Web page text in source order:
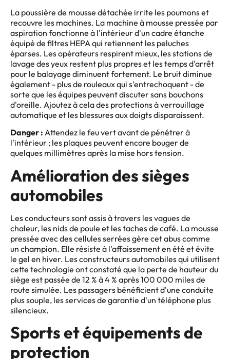
La poussière de mousse détachée irrite les poumons et
recouvre les machines. La machine à mousse pressée par
aspiration fonctionne à l'intérieur d'un cadre étanche
équipé de filtres HEPA qui retiennent les peluches
éparses. Les opérateurs respirent mieux, les stations de
lavage des yeux restent plus propres et les temps d'arrêt
pour le balayage diminuent fortement. Le bruit diminue
également - plus de rouleaux qui s'entrechoquent - de
sorte que les équipes peuvent discuter sans bouchons
d'oreille. Ajoutez à cela des protections à verrouillage
automatique et les blessures aux doigts disparaissent.
Danger : Attendez le feu vert avant de pénétrer à
l'intérieur ; les plaques peuvent encore bouger de
quelques millimètres après la mise hors tension.
Amélioration des sièges
automobiles
Les conducteurs sont assis à travers les vagues de
chaleur, les nids de poule et les taches de café. La mousse
pressée avec des cellules serrées gère cet abus comme
un champion. Elle résiste à l'affaissement en été et évite
le gel en hiver. Les constructeurs automobiles qui utilisent
cette technologie ont constaté que la perte de hauteur du
siège est passée de 12 % à 4 % après 100 000 miles de
route simulée. Les passagers bénéficient d'une conduite
plus souple, les services de garantie d'un téléphone plus
silencieux.
Sports et équipements de
protection